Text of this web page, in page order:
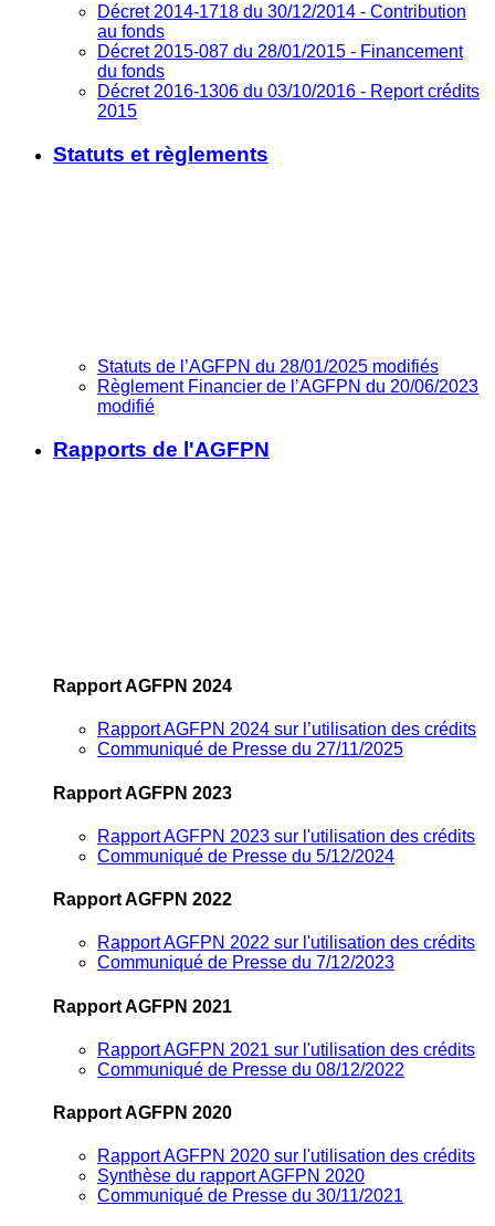
Décret 2014-1718 du 30/12/2014 - Contribution
au fonds
Décret 2015-087 du 28/01/2015 - Financement
du fonds
Décret 2016-1306 du 03/10/2016 - Report crédits
2015
Statuts et règlements
Statuts de l’AGFPN du 28/01/2025 modifiés
Règlement Financier de l’AGFPN du 20/06/2023
modifié
Rapports de l'AGFPN
Rapport AGFPN 2024
Rapport AGFPN 2024 sur l’utilisation des crédits
Communiqué de Presse du 27/11/2025
Rapport AGFPN 2023
Rapport AGFPN 2023 sur l'utilisation des crédits
Communiqué de Presse du 5/12/2024
Rapport AGFPN 2022
Rapport AGFPN 2022 sur l'utilisation des crédits
Communiqué de Presse du 7/12/2023
Rapport AGFPN 2021
Rapport AGFPN 2021 sur l'utilisation des crédits
Communiqué de Presse du 08/12/2022
Rapport AGFPN 2020
Rapport AGFPN 2020 sur l'utilisation des crédits
Synthèse du rapport AGFPN 2020
Communiqué de Presse du 30/11/2021